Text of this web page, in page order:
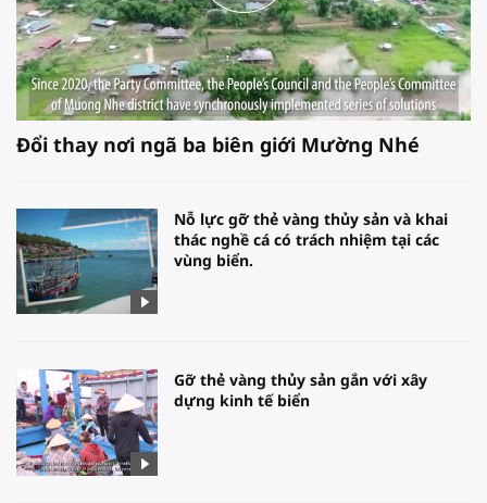
Đổi thay nơi ngã ba biên giới Mường Nhé
Nỗ lực gỡ thẻ vàng thủy sản và khai
thác nghề cá có trách nhiệm tại các
vùng biển.
Gỡ thẻ vàng thủy sản gắn với xây
dựng kinh tế biển